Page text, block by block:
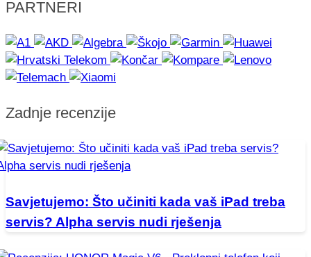
PARTNERI
Zadnje recenzije
Savjetujemo: Što učiniti kada vaš iPad treba
servis? Alpha servis nudi rješenja